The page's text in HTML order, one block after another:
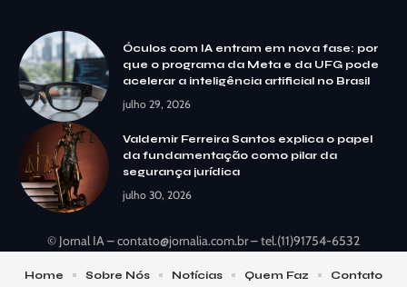
Óculos com IA entram em nova fase: por
que o programa da Meta e da UFG pode
acelerar a inteligência artificial no Brasil
julho 29, 2026
Valdemir Ferreira Santos explica o papel
da fundamentação como pilar da
segurança jurídica
julho 30, 2026
© Jornal IA –contato@jornalia.com.br– tel.(11)91754-6532
Home Sobre Nós Notícias Quem Faz Contato